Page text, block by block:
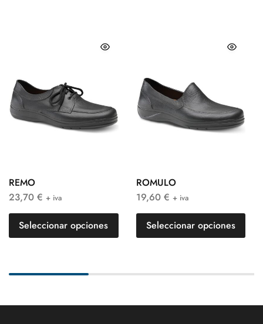
REMO
23,70 € + iva
Seleccionar opciones
ROMULO
19,60 € + iva
Seleccionar opciones